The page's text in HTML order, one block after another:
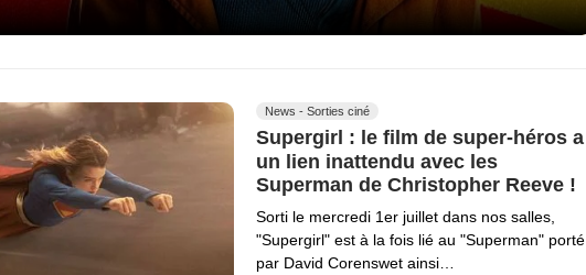
News - Sorties ciné
Supergirl : le film de super-héros a
un lien inattendu avec les
Superman de Christopher Reeve !
Sorti le mercredi 1er juillet dans nos salles,
"Supergirl" est à la fois lié au "Superman" porté
par David Corenswet ainsi…